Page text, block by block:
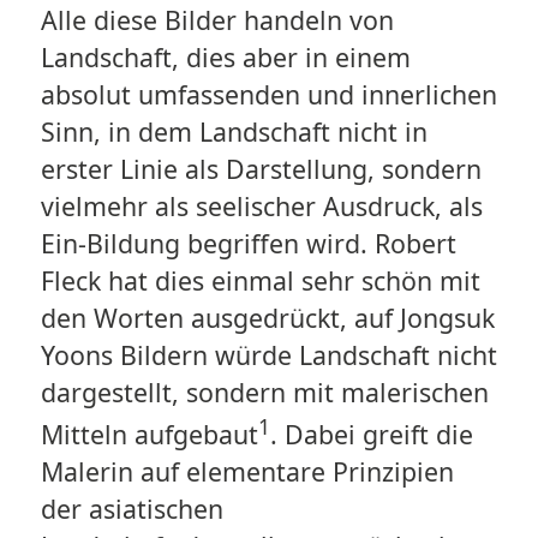
Alle diese Bilder handeln von
Landschaft, dies aber in einem
absolut umfassenden und innerlichen
Sinn, in dem Landschaft nicht in
erster Linie als Darstellung, sondern
vielmehr als seelischer Ausdruck, als
Ein-Bildung begriffen wird. Robert
Fleck hat dies einmal sehr schön mit
den Worten ausgedrückt, auf Jongsuk
Yoons Bildern würde Landschaft nicht
dargestellt, sondern mit malerischen
Mitteln aufgebaut1. Dabei greift die
Malerin auf elementare Prinzipien
der asiatischen